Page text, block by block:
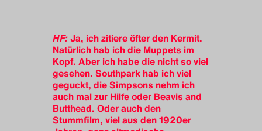
HF:Ja, ich zitiere öfter den Kermit.
Natürlich hab ich die Muppets im
Kopf. Aber ich habe die nicht so viel
gesehen. Southpark hab ich viel
geguckt, die Simpsons nehm ich
auch mal zur Hilfe oder Beavis and
Butthead. Oder auch den
Stummfilm, viel aus den 1920er